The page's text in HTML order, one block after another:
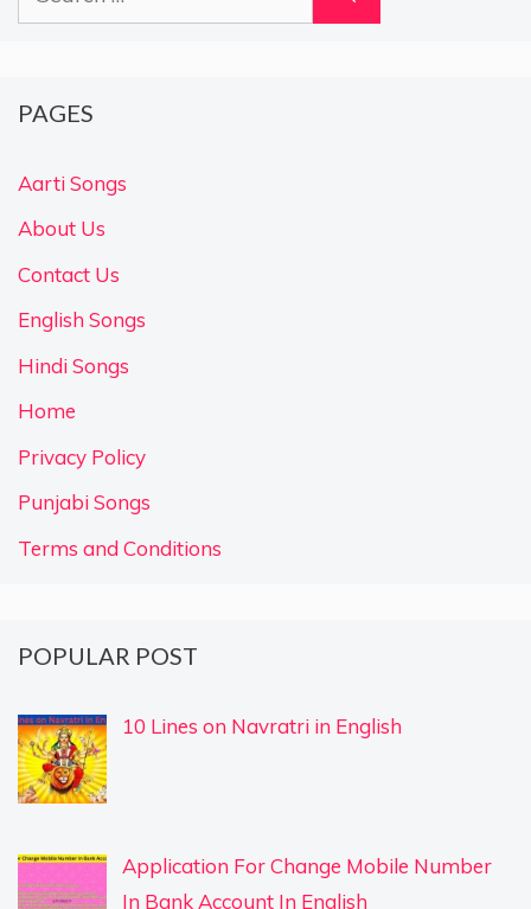
for:
PAGES
Aarti Songs
About Us
Contact Us
English Songs
Hindi Songs
Home
Privacy Policy
Punjabi Songs
Terms and Conditions
POPULAR POST
10 Lines on Navratri in English
Application For Change Mobile Number
In Bank Account In English